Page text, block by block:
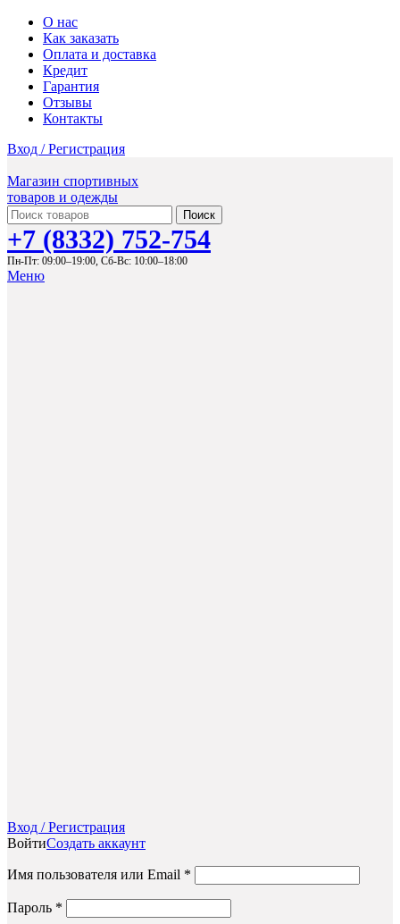
О нас
Как заказать
Оплата и доставка
Кредит
Гарантия
Отзывы
Контакты
Вход / Регистрация
Магазин спортивных
товаров и одежды
Поиск
+7 (8332) 752-754
Пн-Пт: 09:00–19:00, Сб-Вс: 10:00–18:00
Меню
Вход / Регистрация
ВойтиСоздать аккаунт
Имя пользователя или Email *
Пароль *